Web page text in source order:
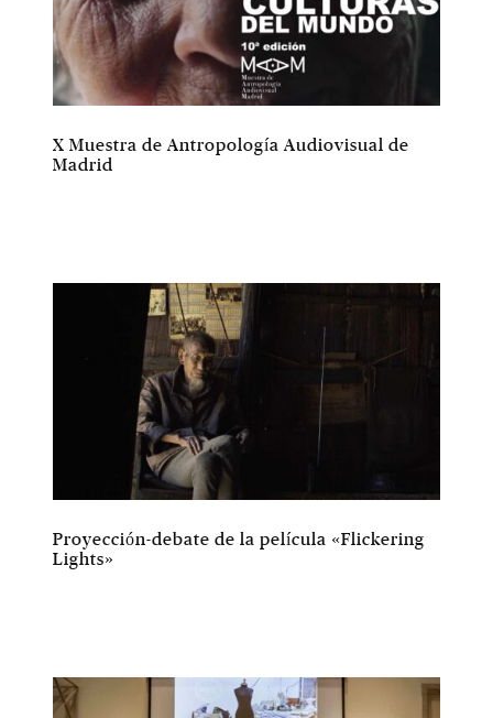
X Muestra de Antropología Audiovisual de
Madrid
Proyección-debate de la película «Flickering
Lights»